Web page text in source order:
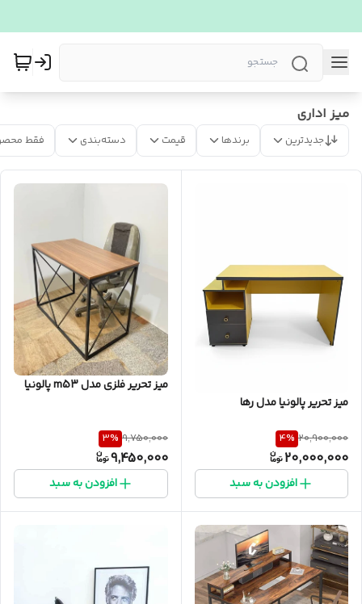
میز اداری
جدیدترین برندها قیمت دسته‌بندی فقط
میز تحریر پالونیا مدل رها
20,900,000
4%
20,000,000
افزودن به سبد
میز تحریر فلزی مدل m53 پالونیا
9,750,000
3%
9,450,000
افزودن به سبد